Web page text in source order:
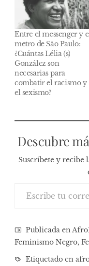
Entre el messenger y
metro de São Paulo:
¿Cuántas Lélia (s)
González son
necesarias para
combatir el racismo y
el sexismo?
Descubre
Suscríbete y recibe
Publicada en
Feminismo Negro,
Etiquetado en